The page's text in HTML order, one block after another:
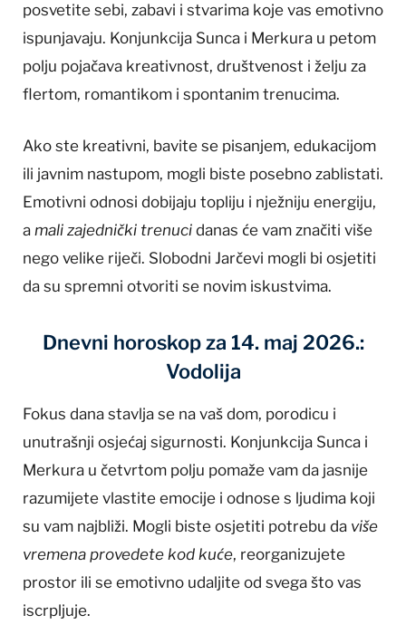
posvetite sebi, zabavi i stvarima koje vas emotivno
ispunjavaju. Konjunkcija Sunca i Merkura u petom
polju pojačava kreativnost, društvenost i želju za
flertom, romantikom i spontanim trenucima.
Ako ste kreativni, bavite se pisanjem, edukacijom
ili javnim nastupom, mogli biste posebno zablistati.
Emotivni odnosi dobijaju topliju i nježniju energiju,
a mali zajednički trenuci danas će vam značiti više
nego velike riječi. Slobodni Jarčevi mogli bi osjetiti
da su spremni otvoriti se novim iskustvima.
Dnevni horoskop za 14. maj 2026.:
Vodolija
Fokus dana stavlja se na vaš dom, porodicu i
unutrašnji osjećaj sigurnosti. Konjunkcija Sunca i
Merkura u četvrtom polju pomaže vam da jasnije
razumijete vlastite emocije i odnose s ljudima koji
su vam najbliži. Mogli biste osjetiti potrebu da više
vremena provedete kod kuće, reorganizujete
prostor ili se emotivno udaljite od svega što vas
iscrpljuje.